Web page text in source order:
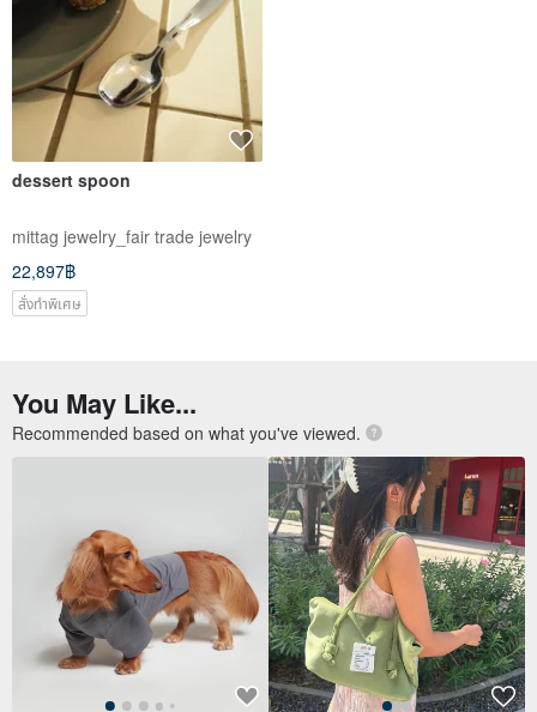
dessert spoon
mittag jewelry_fair trade jewelry
22,897฿
สั่งทำพิเศษ
You May Like...
Recommended based on what you've viewed.